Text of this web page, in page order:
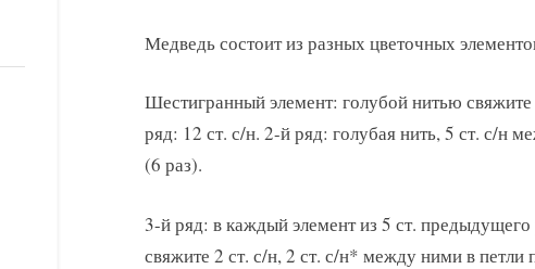
Медведь состоит из разных цветочных
Шестигранный элемент: голубой нитью
ряд: 12 ст. с/н. 2-й ряд: голубая нить, 5 ст. с/н
(6 раз).
3-й ряд: в каждый элемент из 5 ст.
свяжите 2 ст. с/н, 2 ст. с/н* между ними в петли